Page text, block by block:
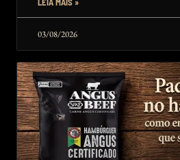
LEIA MAIS »
03/08/2026